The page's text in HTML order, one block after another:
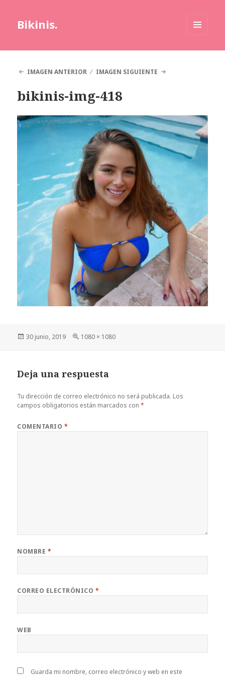
Bikinis.
IMAGEN ANTERIOR
IMAGEN SIGUIENTE
bikinis-img-418
Publicado
30 junio, 2019
Tamaño
1080 × 1080
Deja una respuesta
Tu dirección de correo electrónico no será publicada. Los
campos obligatorios están marcados con*
COMENTARIO *
NOMBRE *
CORREO ELECTRÓNICO *
WEB
Guarda mi nombre, correo electrónico y web en este